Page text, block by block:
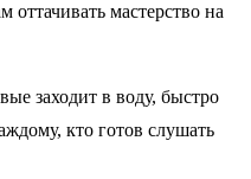
мастерство на
заходит в воду, быстро
кто готов слушать